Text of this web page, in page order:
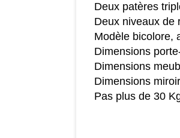
Deux patères
Deux niveaux de
Modèle bicolore,
Dimensions
Dimensions
Dimensions
Pas plus de 30